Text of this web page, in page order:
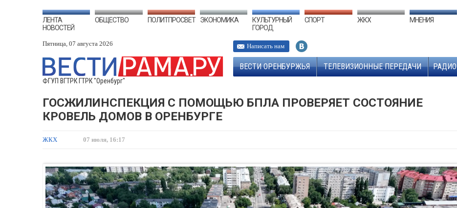
ЛЕНТА
НОВОСТЕЙ
ОБЩЕСТВО ПОЛИТПРОСВЕТ ЭКОНОМИКА
КУЛЬТУРНЫЙ
ГОРОД
СПОРТ ЖКХ МНЕНИЯ
Пятница, 07 августа 2026
ФГУП ВГТРК ГТРК "Оренбург"
Написать нам
ВЕСТИ ОРЕНБУРЖЬЯ ТЕЛЕВИЗИОННЫЕ ПЕРЕДАЧИ РАДИО
ГОСЖИЛИНСПЕКЦИЯ С ПОМОЩЬЮ БПЛА ПРОВЕРЯЕТ СОСТОЯНИЕ
КРОВЕЛЬ ДОМОВ В ОРЕНБУРГЕ
ЖКХ 07 июля, 16:17